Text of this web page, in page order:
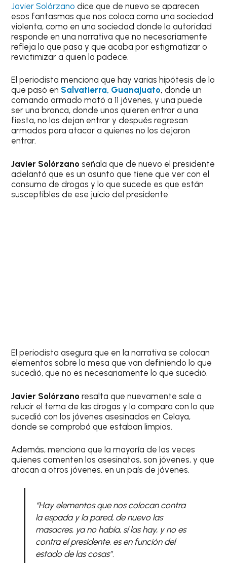
Javier Solórzano dice que de nuevo se aparecen
esos fantasmas que nos coloca como una sociedad
violenta, como en una sociedad donde la autoridad
responde en una narrativa que no necesariamente
refleja lo que pasa y que acaba por estigmatizar o
revictimizar a quien la padece.
El periodista menciona que hay varias hipótesis de lo
que pasó en Salvatierra, Guanajuato, donde un
comando armado mató a 11 jóvenes, y una puede
ser una bronca, donde unos quieren entrar a una
fiesta, no los dejan entrar y después regresan
armados para atacar a quienes no los dejaron
entrar.
Javier Solórzano señala que de nuevo el presidente
adelantó que es un asunto que tiene que ver con el
consumo de drogas y lo que sucede es que están
susceptibles de ese juicio del presidente.
El periodista asegura que en la narrativa se colocan
elementos sobre la mesa que van definiendo lo que
sucedió, que no es necesariamente lo que sucedió.
Javier Solórzano resalta que nuevamente sale a
relucir el tema de las drogas y lo compara con lo que
sucedió con los jóvenes asesinados en Celaya,
donde se comprobó que estaban limpios.
Además, menciona que la mayoría de las veces
quienes comenten los asesinatos, son jóvenes, y que
atacan a otros jóvenes, en un país de jóvenes.
“Hay elementos que nos colocan contra
la espada y la pared, de nuevo las
masacres, ya no había, sí las hay, y no es
contra el presidente, es en función del
estado de las cosas”.